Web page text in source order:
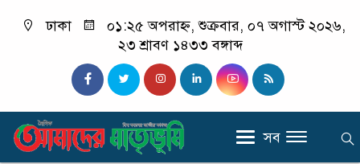
ঢাকা
০১:২৫ অপরাহ্ন, শুক্রবার, ০৭ অগাস্ট ২০২৬,
২৩ শ্রাবণ ১৪৩৩ বঙ্গাব্দ
সব